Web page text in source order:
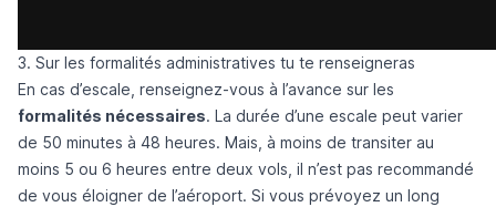
3. Sur les formalités administratives tu te renseigneras
En cas d’escale, renseignez-vous à l’avance sur les
formalités nécessaires. La durée d’une escale peut varier
de 50 minutes à 48 heures. Mais, à moins de transiter au
moins 5 ou 6 heures entre deux vols, il n’est pas recommandé
de vous éloigner de l’aéroport. Si vous prévoyez un long